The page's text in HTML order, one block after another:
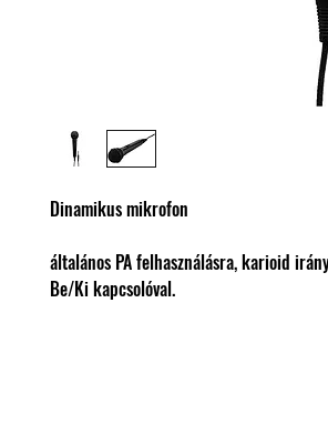
Dinamikus mikrofon
általános PA felhasználásra, karioid
Be/Ki kapcsolóval.